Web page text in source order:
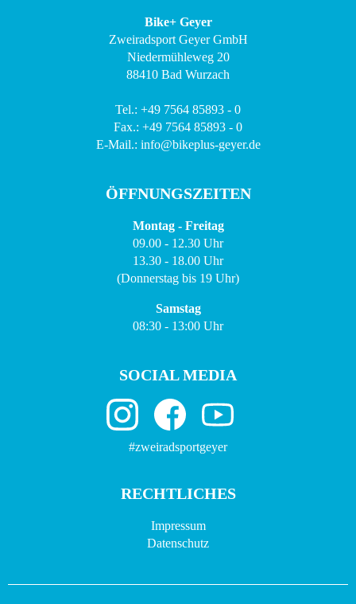
Bike+ Geyer
Zweiradsport Geyer GmbH
Niedermühleweg 20
88410 Bad Wurzach
Tel.: +49 7564 85893 - 0
Fax.: +49 7564 85893 - 0
E-Mail.: info@bikeplus-geyer.de
ÖFFNUNGSZEITEN
Montag - Freitag
09.00 - 12.30 Uhr
13.30 - 18.00 Uhr
(Donnerstag bis 19 Uhr)
Samstag
08:30 - 13:00 Uhr
SOCIAL MEDIA
#zweiradsportgeyer
RECHTLICHES
Impressum
Datenschutz